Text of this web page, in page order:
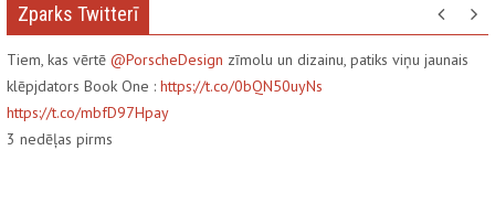
Zparks Twitterī
Tiem, kas vērtē @PorscheDesign zīmolu un dizainu, patiks viņu jaunais
klēpjdators Book One : https://t.co/0bQN50uyNs
https://t.co/mbfD97Hpay
3 nedēļas pirms